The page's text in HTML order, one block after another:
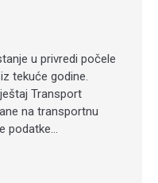
u privredi počele
tekuće godine.
Transport
na transportnu
podatke…